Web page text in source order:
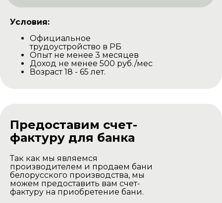
Условия:
Официальное
трудоустройство в РБ
Опыт не менее 3 месяцев
Доход не менее 500 руб./мес
Возраст 18 - 65 лет.
Предоставим счет-
фактуру для банка
Так как мы являемся
производителем и продаем бани
белорусского производства, мы
можем предоставить вам счет-
фактуру на приобретение бани.